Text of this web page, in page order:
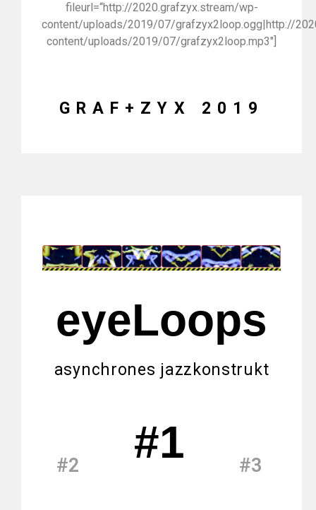
fileurl=“http://2020.grafzyx.stream/wp-
content/uploads/2019/07/grafzyx2loop.ogg|http://
content/uploads/2019/07/grafzyx2loop.mp3″]
GRAF+ZYX 2019
eyeLoops
asynchrones jazzkonstrukt
#2 #1 #3